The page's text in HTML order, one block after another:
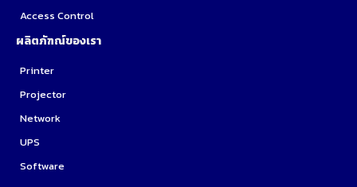
Access Control
ผลิตภัฑณ์ของเรา
Printer
Projector
Network
UPS
Software